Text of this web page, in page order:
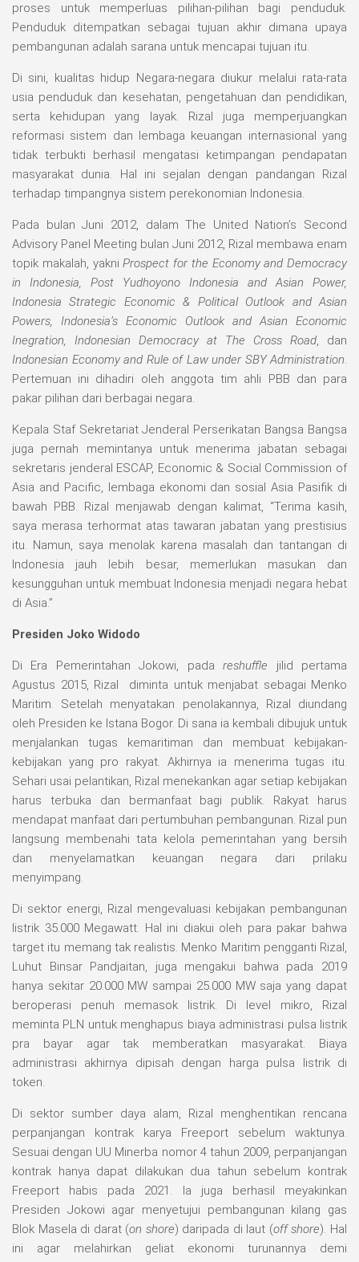
proses untuk memperluas pilihan-pilihan bagi penduduk.
Penduduk ditempatkan sebagai tujuan akhir dimana upaya
pembangunan adalah sarana untuk mencapai tujuan itu.
Di sini, kualitas hidup Negara-negara diukur melalui rata-rata
usia penduduk dan kesehatan, pengetahuan dan pendidikan,
serta kehidupan yang layak. Rizal juga memperjuangkan
reformasi sistem dan lembaga keuangan internasional yang
tidak terbukti berhasil mengatasi ketimpangan pendapatan
masyarakat dunia. Hal ini sejalan dengan pandangan Rizal
terhadap timpangnya sistem perekonomian Indonesia.
Pada bulan Juni 2012, dalam The United Nation’s Second
Advisory Panel Meeting bulan Juni 2012, Rizal membawa enam
topik makalah, yakniProspect for the Economy and Democracy
in Indonesia, Post Yudhoyono Indonesia and Asian Power,
Indonesia Strategic Economic & Political Outlook and Asian
Powers, Indonesia’s Economic Outlook and Asian Economic
Inegration, Indonesian Democracy at The Cross Road, dan
Indonesian Economy and Rule of Law under SBY Administration.
Pertemuan ini dihadiri oleh anggota tim ahli PBB dan para
pakar pilihan dari berbagai negara.
Kepala Staf Sekretariat Jenderal Perserikatan Bangsa Bangsa
juga pernah memintanya untuk menerima jabatan sebagai
sekretaris jenderal ESCAP, Economic & Social Commission of
Asia and Pacific, lembaga ekonomi dan sosial Asia Pasifik di
bawah PBB. Rizal menjawab dengan kalimat, “Terima kasih,
saya merasa terhormat atas tawaran jabatan yang prestisius
itu. Namun, saya menolak karena masalah dan tantangan di
Indonesia jauh lebih besar, memerlukan masukan dan
kesungguhan untuk membuat Indonesia menjadi negara hebat
di Asia.”
Presiden Joko Widodo
Di Era Pemerintahan Jokowi, padareshuffle jilid pertama
Agustus 2015, Rizal diminta untuk menjabat sebagai Menko
Maritim. Setelah menyatakan penolakannya, Rizal diundang
oleh Presiden ke Istana Bogor. Di sana ia kembali dibujuk untuk
menjalankan tugas kemaritiman dan membuat kebijakan-
kebijakan yang pro rakyat. Akhirnya ia menerima tugas itu.
Sehari usai pelantikan, Rizal menekankan agar setiap kebijakan
harus terbuka dan bermanfaat bagi publik. Rakyat harus
mendapat manfaat dari pertumbuhan pembangunan. Rizal pun
langsung membenahi tata kelola pemerintahan yang bersih
dan menyelamatkan keuangan negara dari prilaku
menyimpang.
Di sektor energi, Rizal mengevaluasi kebijakan pembangunan
listrik 35.000 Megawatt. Hal ini diakui oleh para pakar bahwa
target itu memang tak realistis. Menko Maritim pengganti Rizal,
Luhut Binsar Pandjaitan, juga mengakui bahwa pada 2019
hanya sekitar 20.000 MW sampai 25.000 MW saja yang dapat
beroperasi penuh memasok listrik. Di level mikro, Rizal
meminta PLN untuk menghapus biaya administrasi pulsa listrik
pra bayar agar tak memberatkan masyarakat. Biaya
administrasi akhirnya dipisah dengan harga pulsa listrik di
token.
Di sektor sumber daya alam, Rizal menghentikan rencana
perpanjangan kontrak karya Freeport sebelum waktunya.
Sesuai dengan UU Minerba nomor 4 tahun 2009, perpanjangan
kontrak hanya dapat dilakukan dua tahun sebelum kontrak
Freeport habis pada 2021. Ia juga berhasil meyakinkan
Presiden Jokowi agar menyetujui pembangunan kilang gas
Blok Masela di darat (on shore) daripada di laut (off shore). Hal
ini agar melahirkan geliat ekonomi turunannya demi